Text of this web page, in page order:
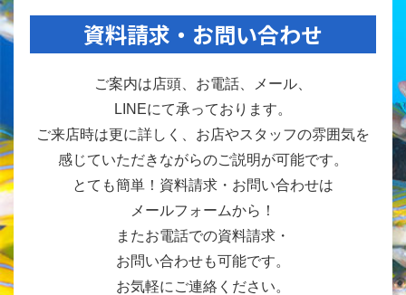
資料請求・お問い合わせ
ご案内は店頭、お電話、メール、
LINEにて承っております。
ご来店時は更に詳しく、お店やスタッフの雰囲気を
感じていただきながらのご説明が可能です。
とても簡単！資料請求・お問い合わせは
メールフォームから！
またお電話での資料請求・
お問い合わせも可能です。
お気軽にご連絡ください。